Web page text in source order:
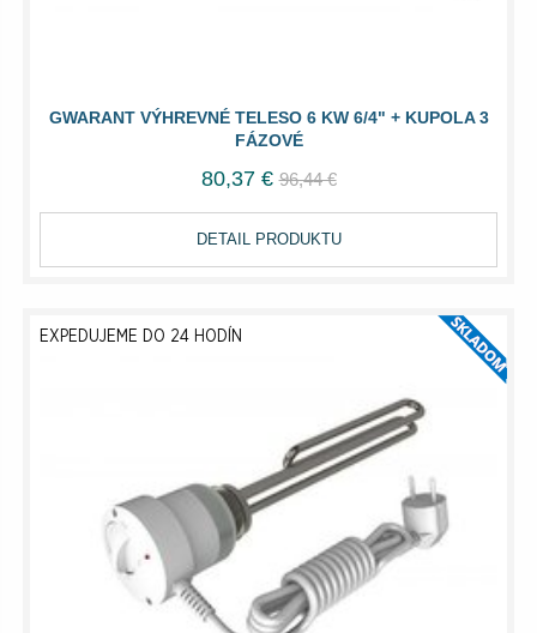
GWARANT VÝHREVNÉ TELESO 6 KW 6/4" + KUPOLA 3
FÁZOVÉ
80,37 € 96,44 €
DETAIL PRODUKTU
EXPEDUJEME DO 24 HODÍN